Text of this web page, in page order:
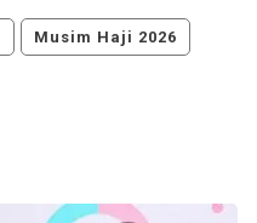
Musim Haji 2026